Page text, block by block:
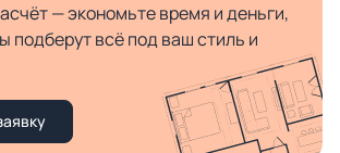
— экономьте время и деньги,
подберут всё под ваш стиль и